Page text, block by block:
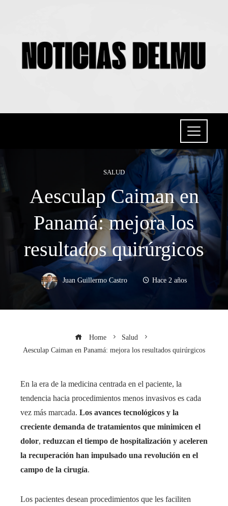
SALUD
Aesculap Caiman en
Panamá: mejora los
resultados quirúrgicos
Juan Guillermo Castro Hace 2 años
Home
Salud
Aesculap Caiman en Panamá: mejora los resultados quirúrgicos
En la era de la medicina centrada en el paciente, la
tendencia hacia procedimientos menos invasivos es cada
vez más marcada. Los avances tecnológicos y la
creciente demanda de tratamientos que minimicen el
dolor, reduzcan el tiempo de hospitalización y aceleren
la recuperación han impulsado una revolución en el
campo de la cirugía.
Los pacientes desean procedimientos que les faciliten